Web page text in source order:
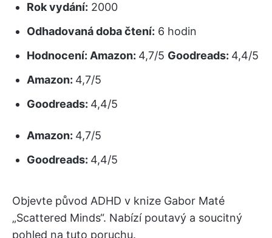
Rok vydání: 2000
Odhadovaná doba čtení: 6 hodin
Hodnocení: Amazon: 4,7/5 Goodreads: 4,4/5
Amazon: 4,7/5
Goodreads: 4,4/5
Amazon: 4,7/5
Goodreads: 4,4/5
Objevte původ ADHD v knize Gabor Maté
„Scattered Minds“. Nabízí poutavý a soucitný
pohled na tuto poruchu.